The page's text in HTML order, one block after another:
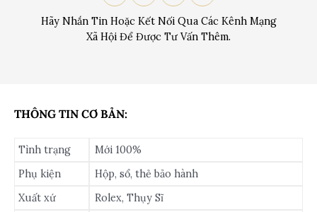
Hãy Nhắn Tin Hoặc Kết Nối Qua Các Kênh Mạng
Xã Hội Để Được Tư Vấn Thêm.
THÔNG TIN CƠ BẢN:
Tình trạng
Mới 100%
Phụ kiện
Hộp, sổ, thẻ bảo hành
Xuất xứ
Rolex, Thụy Sĩ